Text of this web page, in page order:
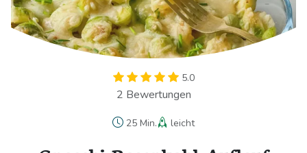
5.0
2 Bewertungen
25 Min. leicht